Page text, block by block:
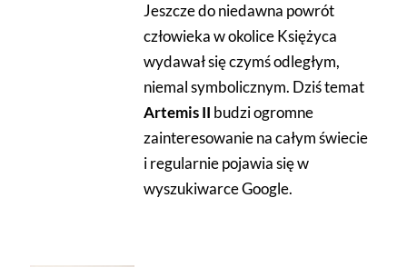
Jeszcze do niedawna powrót
człowieka w okolice Księżyca
wydawał się czymś odległym,
niemal symbolicznym. Dziś temat
Artemis II budzi ogromne
zainteresowanie na całym świecie
i regularnie pojawia się w
wyszukiwarce Google.